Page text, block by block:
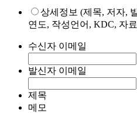
상세정보 (제목, 저자,
연도, 작성언어, KDC, 자
수신자 이메일
발신자 이메일
제목
메모